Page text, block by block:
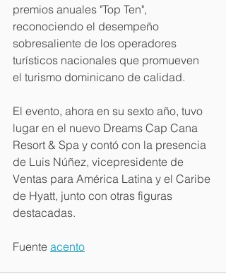
premios anuales "Top Ten",
reconociendo el desempeño
sobresaliente de los operadores
turísticos nacionales que promueven
el turismo dominicano de calidad.
El evento, ahora en su sexto año, tuvo
lugar en el nuevo Dreams Cap Cana
Resort & Spa y contó con la presencia
de Luis Núñez, vicepresidente de
Ventas para América Latina y el Caribe
de Hyatt, junto con otras figuras
destacadas.
Fuente acento